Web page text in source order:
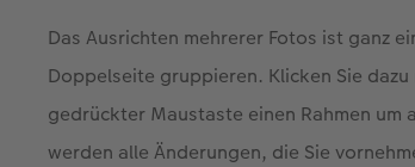
Das Ausrichten mehrerer Fotos ist ganz
Doppelseite gruppieren. Klicken Sie
gedrückter Maustaste einen Rahmen um
werden alle Änderungen, die Sie